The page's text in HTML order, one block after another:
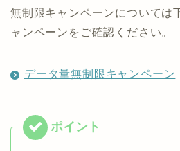
無制限キャンペーンについては
ャンペーンをご確認ください。
データ量無制限キャンペーン